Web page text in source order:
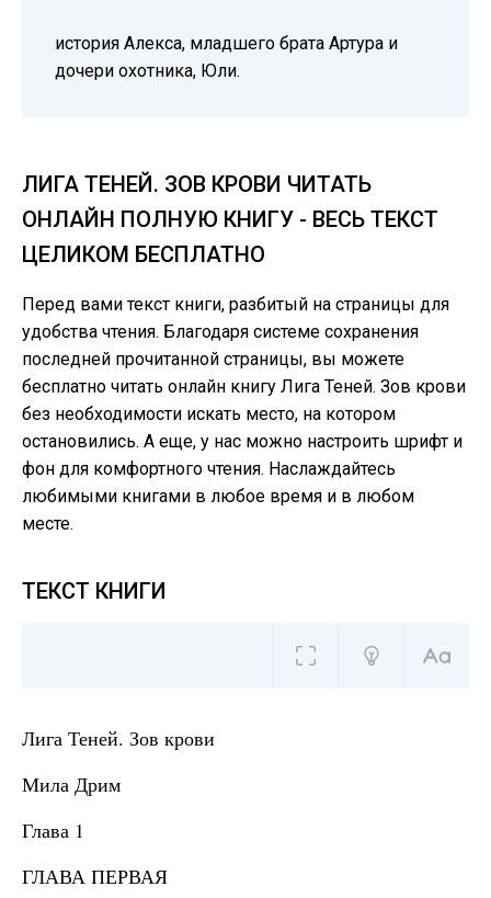
история Алекса, младшего брата Артура и
дочери охотника, Юли.
ЛИГА ТЕНЕЙ. ЗОВ КРОВИ ЧИТАТЬ
ОНЛАЙН ПОЛНУЮ КНИГУ - ВЕСЬ ТЕКСТ
ЦЕЛИКОМ БЕСПЛАТНО
Перед вами текст книги, разбитый на страницы для
удобства чтения. Благодаря системе сохранения
последней прочитанной страницы, вы можете
бесплатно читать онлайн книгу Лига Теней. Зов крови
без необходимости искать место, на котором
остановились. А еще, у нас можно настроить шрифт и
фон для комфортного чтения. Наслаждайтесь
любимыми книгами в любое время и в любом
месте.
ТЕКСТ КНИГИ
Лига Теней. Зов крови
Мила Дрим
Глава 1
ГЛАВА ПЕРВАЯ